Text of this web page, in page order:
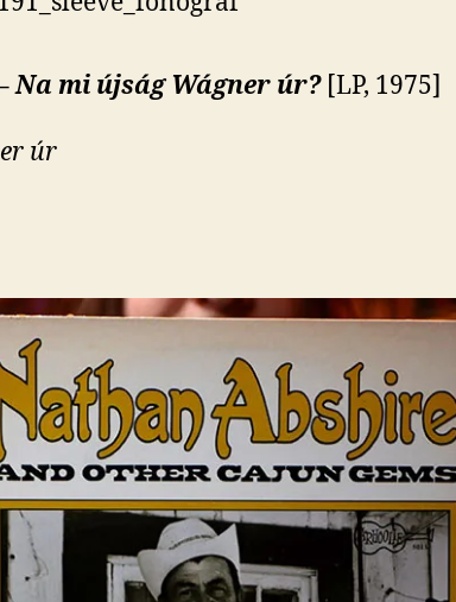
Na mi újság Wágner úr?[LP, 1975]
úr